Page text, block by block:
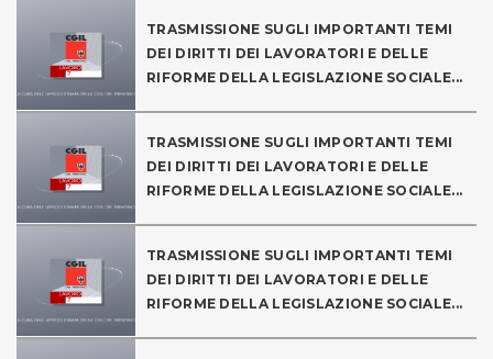
TRASMISSIONE SUGLI IMPORTANTI TEMI
DEI DIRITTI DEI LAVORATORI E DELLE
RIFORME DELLA LEGISLAZIONE SOCIALE...
TRASMISSIONE SUGLI IMPORTANTI TEMI
DEI DIRITTI DEI LAVORATORI E DELLE
RIFORME DELLA LEGISLAZIONE SOCIALE...
TRASMISSIONE SUGLI IMPORTANTI TEMI
DEI DIRITTI DEI LAVORATORI E DELLE
RIFORME DELLA LEGISLAZIONE SOCIALE...